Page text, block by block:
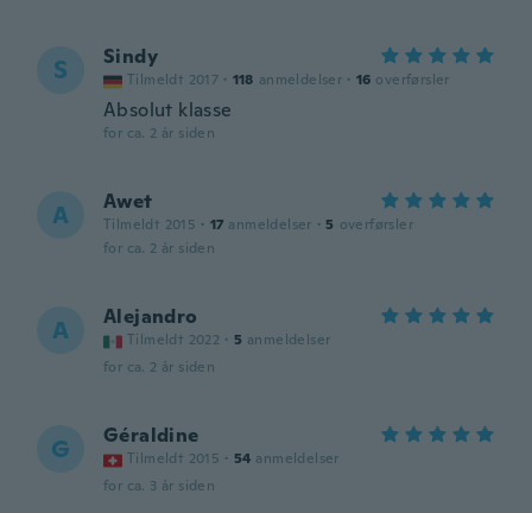
S Sindy
Tilmeldt 2017 · 118 anmeldelser · 16 overførsler
Absolut klasse
for ca. 2 år siden
A Awet
Tilmeldt 2015 · 17 anmeldelser · 5 overførsler
for ca. 2 år siden
A Alejandro
Tilmeldt 2022 · 5 anmeldelser
for ca. 2 år siden
G Géraldine
Tilmeldt 2015 · 54 anmeldelser
for ca. 3 år siden